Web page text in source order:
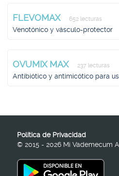
FLEVOMAX 652 lecturas
Venotónico y vásculo-protector
OVUMIX MAX 237 lecturas
Antibiótico y antimicótico para
Política de Privacidad
© 2015 - 2026 Mi Vademecum